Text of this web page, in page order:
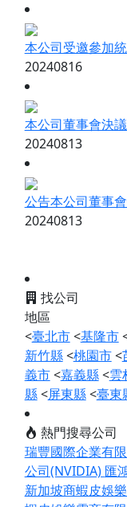
本公司受邀參加
20240816
本公司董事會決
20240813
公告本公司董事
20240813
找公司
地區
<臺北市<基隆市
新竹縣<桃園市<
義市<嘉義縣<雲
縣<屏東縣<臺東
熱門搜尋公司
瑞豐國際企業有
公司(NVIDIA) 匯
新加坡商蝦皮娛